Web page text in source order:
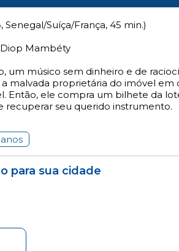
Senegal/Suíça/França, 45 min.)
Mambéty
um músico sem dinheiro e de
malvada proprietária do imóvel
Então, ele compra um bilhete da
recuperar seu querido instrumento.
para sua cidade